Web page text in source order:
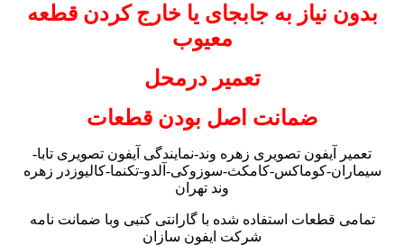
بدون نیاز به جابجای یا خارج کردن قطعه
معیوب
تعمیر درمحل
ضمانت اصل بودن قطعات
تعمیر آیفون تصویری زهره وند-نمایندگی آیفون تصویری تابا-
سیماران-کوماکس-کامکث-سوزوکی-آلدو-تکنما-کالیوزدر زهره
وند تهران
تمامی قطعات استفاده شده با گارانتی کتبی وبا ضمانت نامه
شرکت ایفون سازان